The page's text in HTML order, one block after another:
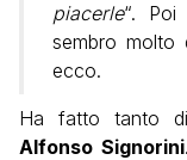
piacerle“. Poi
sembro molto
ecco.
Ha fatto tanto
Alfonso Signorini